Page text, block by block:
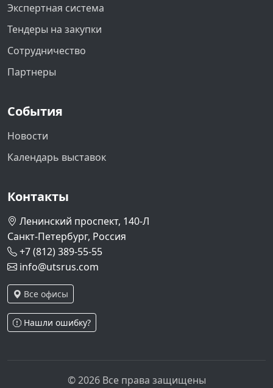
Экспертная система
Тендеры на закупки
Сотрудничество
Партнеры
События
Новости
Календарь выставок
Контакты
Ленинский проспект, 140-Л
Санкт-Петербург, Россия
+7 (812) 389-55-55
info@utsrus.com
Все офисы
Нашли ошибку?
© 2026 Все права защищены